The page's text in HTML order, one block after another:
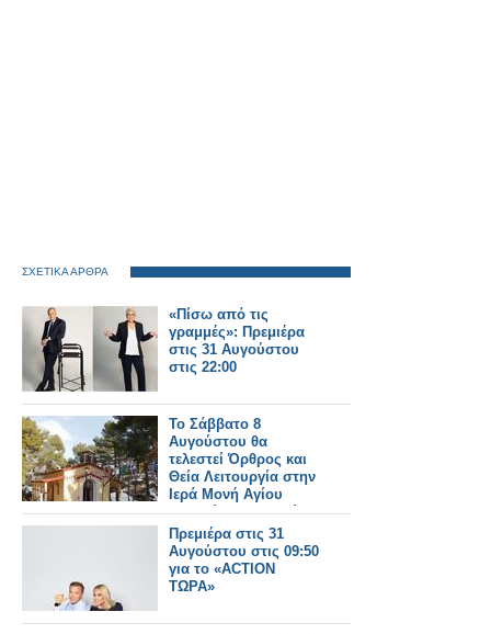
ΣΧΕΤΙΚΑ ΑΡΘΡΑ
«Πίσω από τις
γραμμές»: Πρεμιέρα
στις 31 Αυγούστου
στις 22:00
Το Σάββατο 8
Αυγούστου θα
τελεστεί Όρθρος και
Θεία Λειτουργία στην
Ιερά Μονή Αγίου
Γεωργίου Αστακού
στις 07:00 το πρωί.
Πρεμιέρα στις 31
Αυγούστου στις 09:50
για το «ACTION
ΤΩΡΑ»